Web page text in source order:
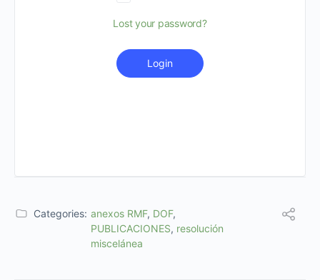
Lost your password?
Login
Categories: anexos RMF, DOF,
PUBLICACIONES, resolución
miscelánea